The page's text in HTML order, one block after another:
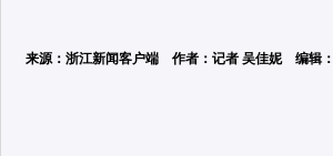
来源：浙江新闻客户端 作者：记者 吴佳妮 编辑